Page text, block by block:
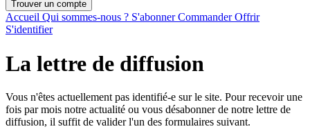
Accueil Qui sommes-nous ? S'abonnerCommanderOffrir
S'identifier
La lettre de diffusion
Vous n'êtes actuellement pas identifié-e sur le site. Pour recevoir une
fois par mois notre actualité ou vous désabonner de notre lettre de
diffusion, il suffit de valider l'un des formulaires suivant.